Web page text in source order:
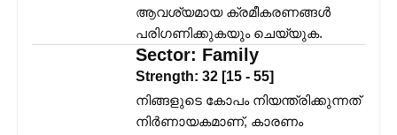
ആവശ്യമായ ക്രമീകരണങ്ങൾ
പരിഗണിക്കുകയും ചെയ്യുക.
Sector: Family
Strength: 32 [15 - 55]
നിങ്ങളുടെ കോപം നിയന്ത്രിക്കുന്നത്
നിർണായകമാണ്, കാരണം